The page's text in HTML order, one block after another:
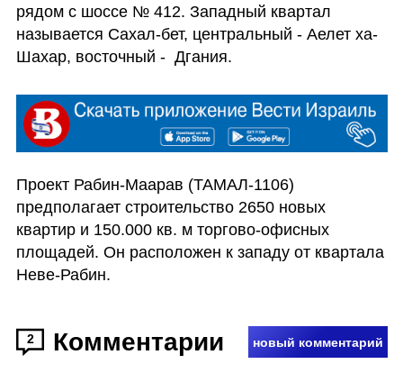
рядом с шоссе № 412. Западный квартал
называется Сахал-бет, центральный - Аелет ха-
Шахар, восточный -  Дгания.
Проект Рабин-Маарав (ТАМАЛ-1106)
предполагает строительство 2650 новых
квартир и 150.000 кв. м торгово-офисных
площадей. Он расположен к западу от квартала
Неве-Рабин.
2 Комментарии новый комментарий